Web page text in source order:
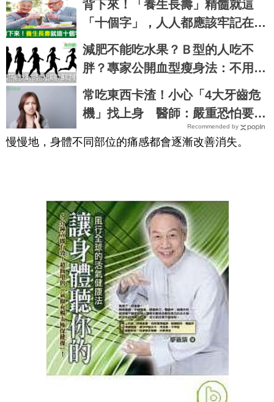
背下來！「養生長壽」精髓就這
「十個字」，人人都應該牢記在心
｜每日健康Health
減肥不能吃水果？Ｂ型的人吃不
胖？專家公開血型瘦身法：不用運
動、狂吃起司也好好瘦｜每日健康
Health
常吃東西卡渣！小心「4大牙齒危
機」找上身 醫師：嚴重恐怕要抽
Recommended by
慢慢地，身體不同部位的痛感都會逐漸改善消失。